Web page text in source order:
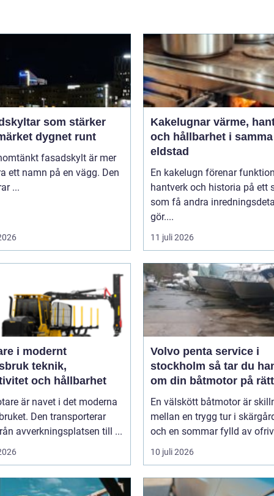
som stärker
dygnet runt
fasadskylt är mer
ett namn på en vägg. Den
...
Kakelugnar värme, hantverk
och hållbarhet i samma
eldstad
En kakelugn förenar
hantverk och historia på ett
som få andra
gör....
11 juli 2026
i modernt
teknik,
och hållbarhet
är navet i det moderna
Den transporterar
avverkningsplatsen till ...
Volvo penta service i
stockholm så tar du hand
om din båtmotor på
En välskött båtmotor är
mellan en trygg tur i
och en sommar fylld av
10 juli 2026